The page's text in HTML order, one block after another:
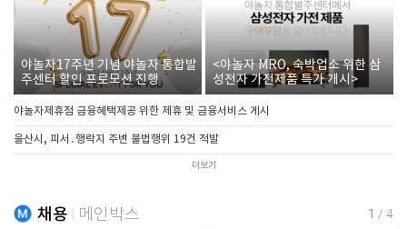
야놀자17주년 기념 야놀자 통합발
주센터 할인 프로모션 진행
<야놀자 MRO, 숙박업소 위한 삼
성전자 가전제품 특가 개시>
야놀자제휴점 금융혜택제공 위한 제휴 및 금융서비스 게시
울산시, 피서․행락지 주변 불법행위 19건 적발
더보기
채용 메인박스 1 / 4